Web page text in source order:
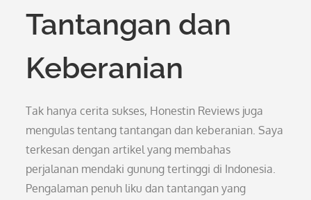
Tantangan dan
Keberanian
Tak hanya cerita sukses, Honestin Reviews juga
mengulas tentang tantangan dan keberanian. Saya
terkesan dengan artikel yang membahas
perjalanan mendaki gunung tertinggi di Indonesia.
Pengalaman penuh liku dan tantangan yang